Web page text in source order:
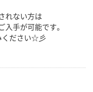
れない方は
手が可能です。
ください☆彡